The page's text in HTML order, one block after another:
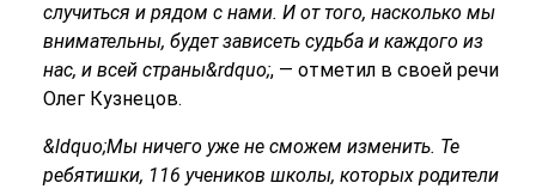
случиться и рядом с нами. И от того, насколько мы
внимательны, будет зависеть судьба и каждого из
нас, и всей страны&rdquo;, — отметил в своей речи
Олег Кузнецов.
&ldquo;Мы ничего уже не сможем изменить. Те
ребятишки, 116 учеников школы, которых родители